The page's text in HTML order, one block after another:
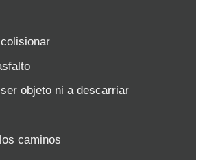
objeto ni a descarriar
caminos